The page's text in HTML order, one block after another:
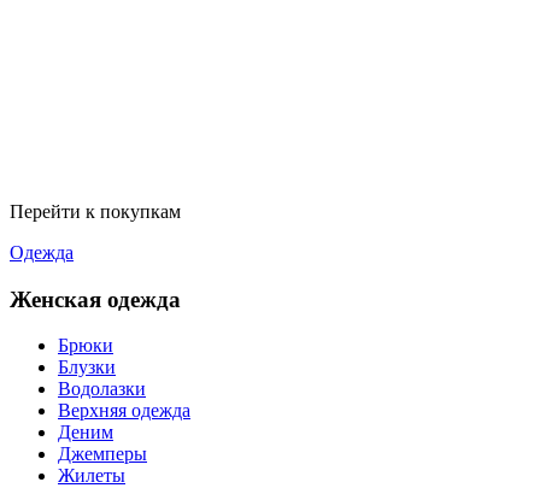
Перейти к покупкам
Одежда
Женская одежда
Брюки
Блузки
Водолазки
Верхняя одежда
Деним
Джемперы
Жилеты